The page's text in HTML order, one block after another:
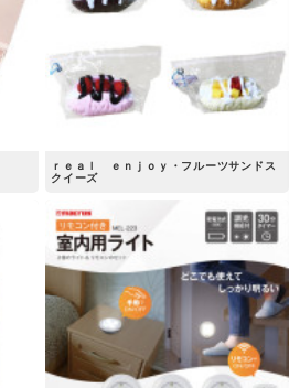
ｒｅａｌ ｅｎｊｏｙ・フルーツサンドス
クイーズ